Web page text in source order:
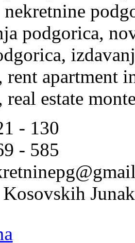
podgorica,
rent apartment
estate
- 130
- 585